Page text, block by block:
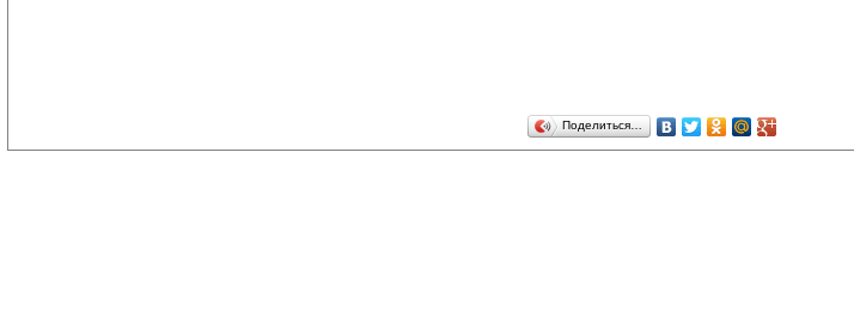
Поделиться…